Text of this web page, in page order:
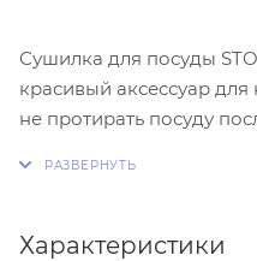
Сушилка для посуды
красивый аксессуар
не протирать посуду
Характеристики